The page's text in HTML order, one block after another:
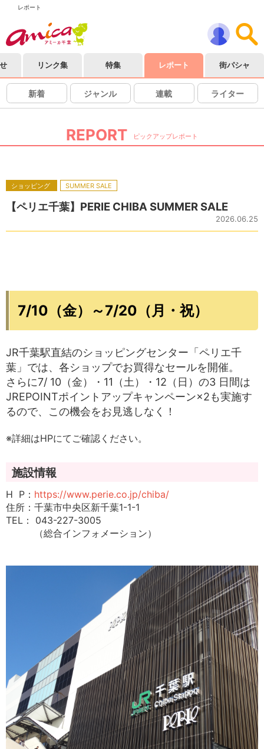
レポート
リンク集 特集 レポート 街パシャ
新着 ジャンル 連載 ライター
REPORT ピックアップレポート
ショッピング SUMMER SALE
【ペリエ千葉】PERIE CHIBA SUMMER SALE
2026.06.25
7/10（金）～7/20（月・祝）
JR千葉駅直結のショッピングセンター「ペリエ千
葉」では、各ショップでお買得なセールを開催。
さらに7/ 10（金）・11（土）・12（日）の3 日間は
JREPOINTポイントアップキャンペーン×2も実施す
るので、この機会をお見逃しなく！
※詳細はHPにてご確認ください。
施設情報
H P： https://www.perie.co.jp/chiba/
住所：千葉市中央区新千葉1-1-1
TEL： 043-227-3005
（総合インフォメーション）